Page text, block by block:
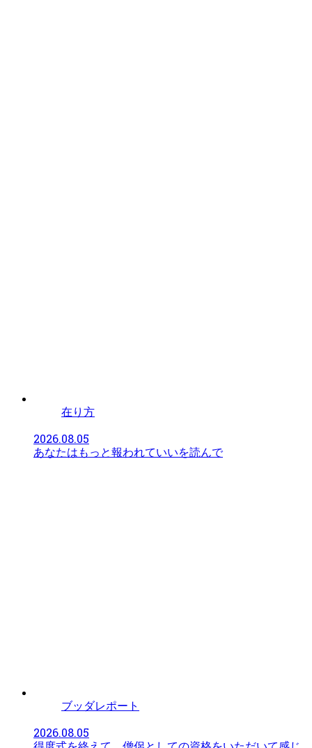
在り方
2026.08.05
あなたはもっと報われていいを読んで
ブッダレポート
2026.08.05